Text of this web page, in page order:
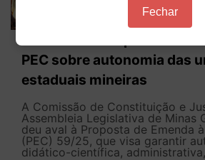
PEC sobre autonomia das
estaduais mineiras
A Comissão de Constituição e
Assembleia Legislativa de Minas
deu aval à Proposta de Emenda
(PEC) 59/25, que visa garantir
didático-científica,
Fechar